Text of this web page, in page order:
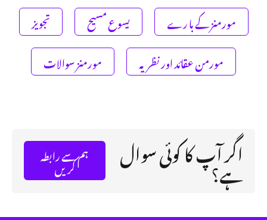
مورمنز کے با رے
یسوع مسیح
تجویز
مورمن عقائد اور نظریہ
مورمنز سوالات
اگر آپ کا کوئی سوال
ہے؟ ہم سے رابطہ
کریں